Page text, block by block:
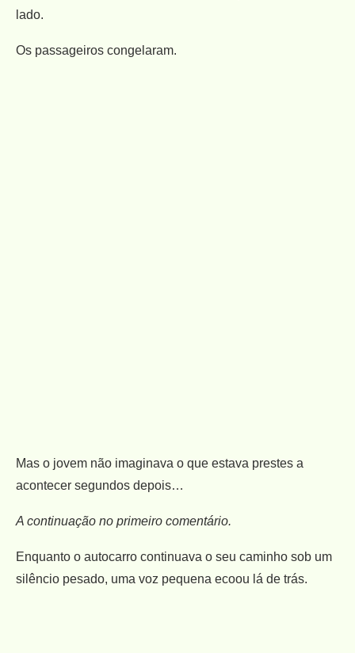
lado.
Os passageiros congelaram.
Mas o jovem não imaginava o que estava prestes a
acontecer segundos depois…
A continuação no primeiro comentário.
Enquanto o autocarro continuava o seu caminho sob um
silêncio pesado, uma voz pequena ecoou lá de trás.